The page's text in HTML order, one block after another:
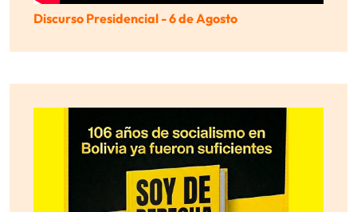
Discurso Presidencial - 6 de Agosto